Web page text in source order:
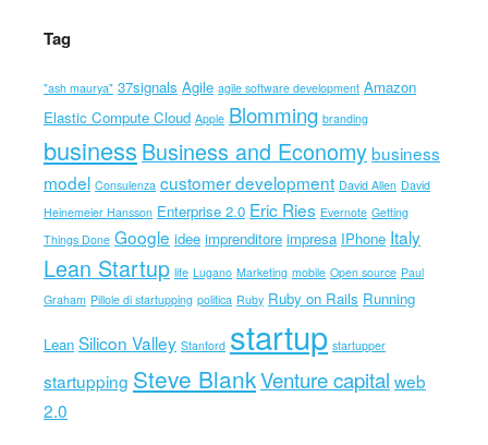
Tag
"ash maurya" 37signals Agile agile software development Amazon
Elastic Compute Cloud Apple Blomming branding
business Business and Economybusiness
model Consulenza customer development David Allen David
Heinemeier Hansson Enterprise 2.0 Eric Ries Evernote Getting
Things Done Google idee imprenditore impresa IPhone Italy
Lean Startup life Lugano Marketing mobile Open source Paul
Graham Pillole di startupping politica Ruby Ruby on Rails Running
Lean Silicon Valley Stanford startup startupper
startupping Steve BlankVenture capital web
2.0